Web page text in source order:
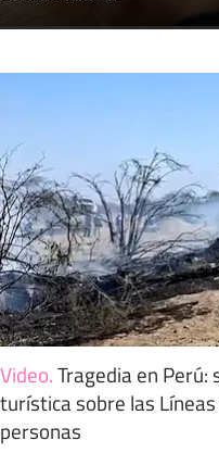
Video.Tragedia en
turística sobre las
personas